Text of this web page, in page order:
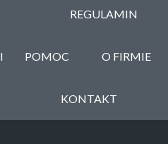
REGULAMIN
POMOC O FIRMIE
KONTAKT